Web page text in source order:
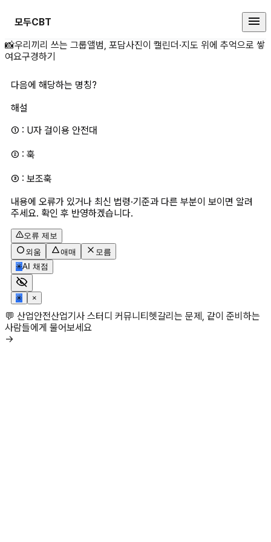
모두CBT
다음에 해당하는 명칭? 상세 페이지
📸우리끼리 쓰는 그룹앨범, 포담사진이 캘린더·지도 위에 추억으로 쌓
여요구경하기
다음에 해당하는 명칭?
해설
① : U자 걸이용 안전대
② : 훅
③ : 보조훅
내용에 오류가 있거나 최신 법령·기준과 다른 부분이 보이면 알려
주세요. 확인 후 반영하겠습니다.
오류 제보
외움
애매
모름
✳AI 채점
✳ ×
💬 산업안전산업기사 스터디 커뮤니티헷갈리는 문제, 같이 준비하는
사람들에게 물어보세요
→